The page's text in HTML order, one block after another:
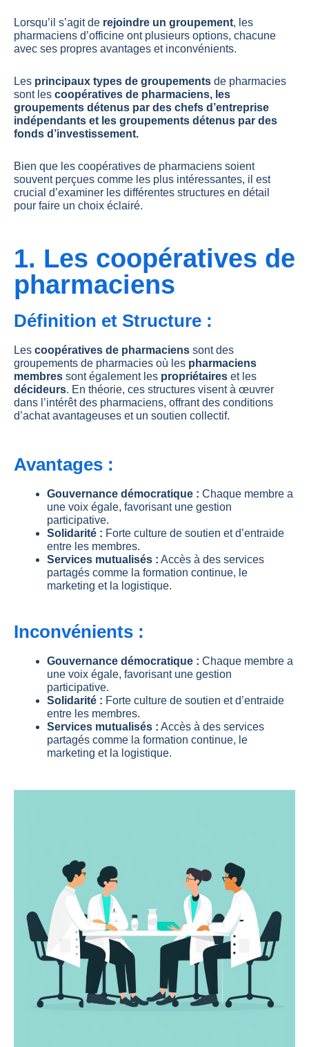
Lorsqu’il s’agit de rejoindre un groupement, les
pharmaciens d’officine ont plusieurs options, chacune
avec ses propres avantages et inconvénients.
Les principaux types de groupements de pharmacies
sont les coopératives de pharmaciens, les
groupements détenus par des chefs d’entreprise
indépendants et les groupements détenus par des
fonds d’investissement.
Bien que les coopératives de pharmaciens soient
souvent perçues comme les plus intéressantes, il est
crucial d’examiner les différentes structures en détail
pour faire un choix éclairé.
1. Les coopératives de
pharmaciens
Définition et Structure :
Les coopératives de pharmaciens sont des
groupements de pharmacies où les pharmaciens
membres sont également les propriétaires et les
décideurs. En théorie, ces structures visent à œuvrer
dans l’intérêt des pharmaciens, offrant des conditions
d’achat avantageuses et un soutien collectif.
Avantages :
Gouvernance démocratique : Chaque membre a
une voix égale, favorisant une gestion
participative.
Solidarité : Forte culture de soutien et d’entraide
entre les membres.
Services mutualisés : Accès à des services
partagés comme la formation continue, le
marketing et la logistique.
Inconvénients :
Gouvernance démocratique : Chaque membre a
une voix égale, favorisant une gestion
participative.
Solidarité : Forte culture de soutien et d’entraide
entre les membres.
Services mutualisés : Accès à des services
partagés comme la formation continue, le
marketing et la logistique.